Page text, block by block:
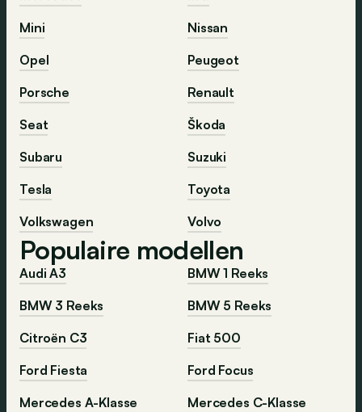
Mini
Nissan
Opel
Peugeot
Porsche
Renault
Seat
Škoda
Subaru
Suzuki
Tesla
Toyota
Volkswagen
Volvo
Populaire modellen
Audi A3
BMW 1 Reeks
BMW 3 Reeks
BMW 5 Reeks
Citroën C3
Fiat 500
Ford Fiesta
Ford Focus
Mercedes A-Klasse
Mercedes C-Klasse